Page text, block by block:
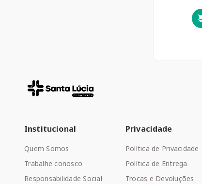
Institucional
Quem Somos
Trabalhe conosco
Responsabilidade Social
Privacidade
Política de Privacidade
Política de Entrega
Trocas e Devoluções